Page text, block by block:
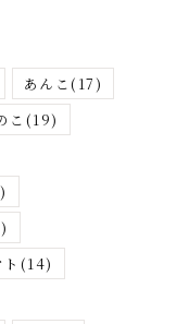
あんこ(17)
こ (19)
(14)